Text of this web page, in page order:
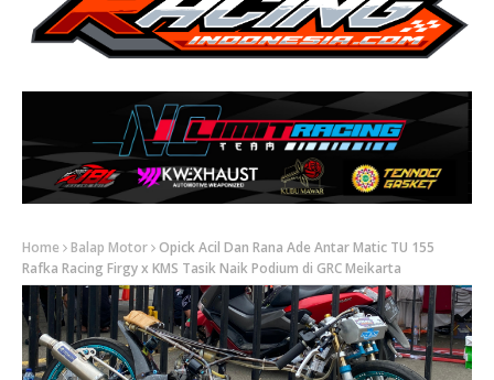
Home Balap Motor
Opick Acil Dan Rana Ade Antar Matic TU 155
Rafka Racing Firgy x KMS Tasik Naik Podium di GRC Meikarta